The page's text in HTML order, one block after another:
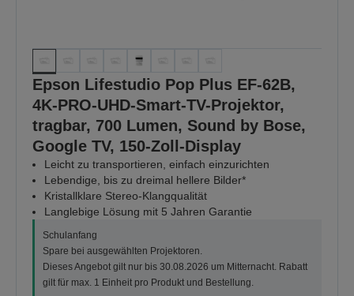
Epson Lifestudio Pop Plus EF-62B,
4K-PRO-UHD-Smart-TV-Projektor,
tragbar, 700 Lumen, Sound by Bose,
Google TV, 150-Zoll-Display
Leicht zu transportieren, einfach einzurichten
Lebendige, bis zu dreimal hellere Bilder*
Kristallklare Stereo-Klangqualität
Langlebige Lösung mit 5 Jahren Garantie
Schulanfang
Spare bei ausgewählten Projektoren.
Dieses Angebot gilt nur bis 30.08.2026 um Mitternacht. Rabatt
gilt für max. 1 Einheit pro Produkt und Bestellung.